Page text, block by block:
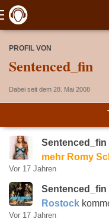
PROFIL VON
Sentenced_fin
Dabei seit dem 28. Mai 2008
Sentenced_fin
mehr Romy
Vor 17 Jahren
Sentenced_fin
Rostock
Vor 17 Jahren